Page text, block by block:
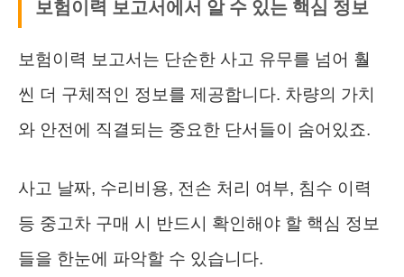
보험이력 보고서에서 알 수 있는 핵심 정보
보험이력 보고서는 단순한 사고 유무를 넘어 훨
씬 더 구체적인 정보를 제공합니다. 차량의 가치
와 안전에 직결되는 중요한 단서들이 숨어있죠.
사고 날짜, 수리비용, 전손 처리 여부, 침수 이력
등 중고차 구매 시 반드시 확인해야 할 핵심 정보
들을 한눈에 파악할 수 있습니다.